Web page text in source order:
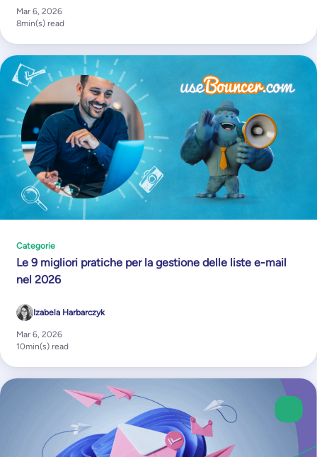
Mar 6, 2026
8min(s) read
Categorie
Le 9 migliori pratiche per la gestione delle liste e-mail
nel 2026
Izabela Harbarczyk
Mar 6, 2026
10min(s) read